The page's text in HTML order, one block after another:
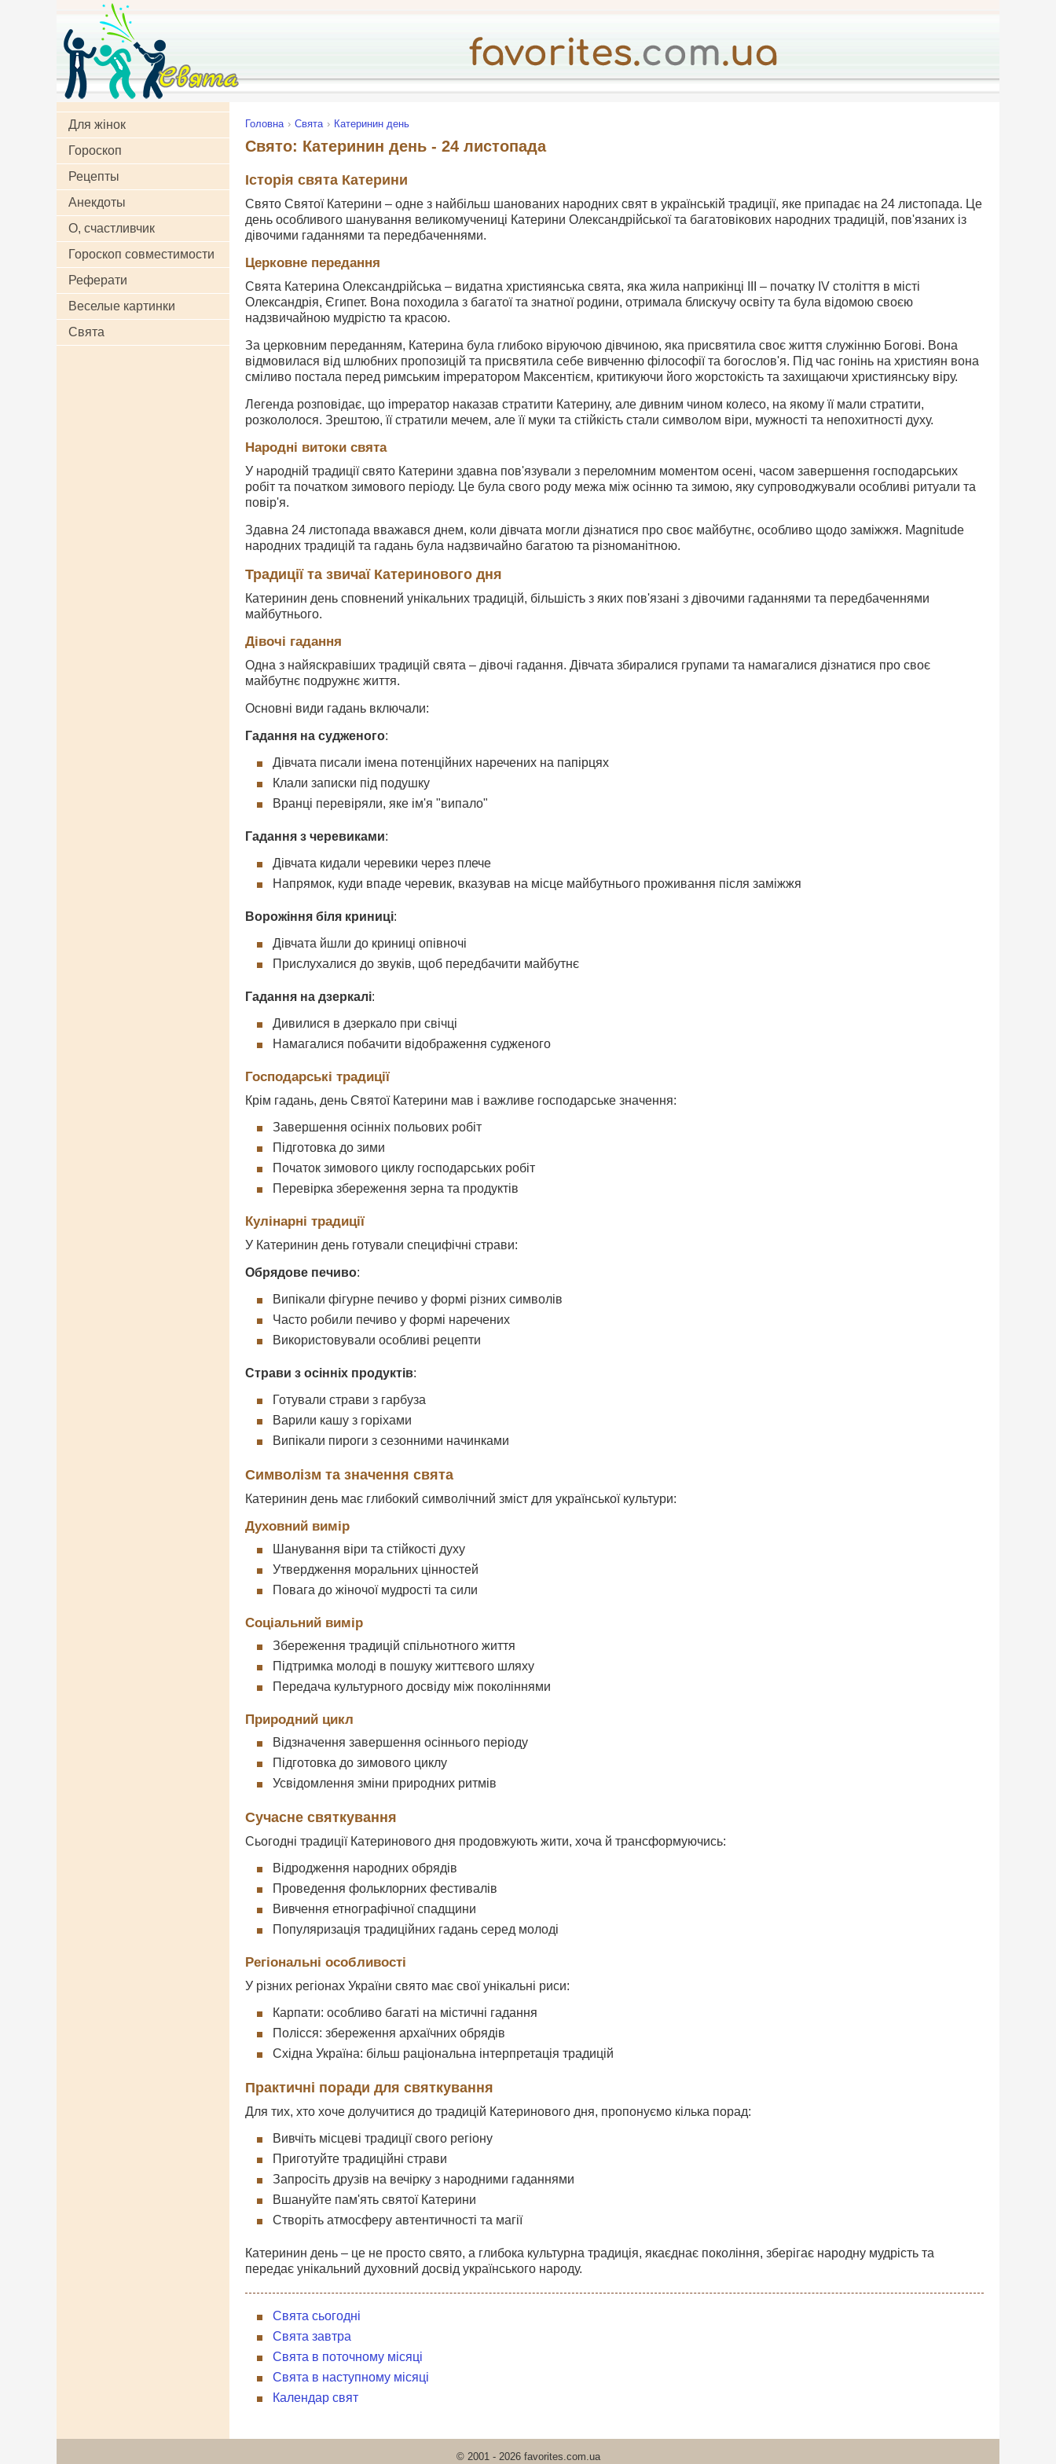
Для жінок
Гороскоп
Рецепты
Анекдоты
О, счастливчик
Гороскоп совместимости
Реферати
Веселые картинки
Свята
Головна Свята Катеринин день
Свято: Катеринин день - 24 листопада
Історія свята Катерини
Свято Святої Катерини – одне з найбільш шанованих народних свят в українській традиції, яке припадає на 24 листопада. Це
день особливого шанування великомучениці Катерини Олександрійської та багатовікових народних традицій, пов'язаних із
дівочими гаданнями та передбаченнями.
Церковне передання
Свята Катерина Олександрійська – видатна християнська свята, яка жила наприкінці III – початку IV століття в місті
Олександрія, Єгипет. Вона походила з багатої та знатної родини, отримала блискучу освіту та була відомою своєю
надзвичайною мудрістю та красою.
За церковним переданням, Катерина була глибоко віруючою дівчиною, яка присвятила своє життя служінню Богові. Вона
відмовилася від шлюбних пропозицій та присвятила себе вивченню філософії та богослов'я. Під час гонінь на християн вона
сміливо постала перед римським impeратором Максентієм, критикуючи його жорстокість та захищаючи християнську віру.
Легенда розповідає, що impeратор наказав стратити Катерину, але дивним чином колесо, на якому її мали стратити,
розкололося. Зрештою, її стратили мечем, але її муки та стійкість стали символом віри, мужності та непохитності духу.
Народні витоки свята
У народній традиції свято Катерини здавна пов'язували з переломним моментом осені, часом завершення господарських
робіт та початком зимового періоду. Це була свого роду межа між осінню та зимою, яку супроводжували особливі ритуали та
повір'я.
Здавна 24 листопада вважався днем, коли дівчата могли дізнатися про своє майбутнє, особливо щодо заміжжя. Magnitude
народних традицій та гадань була надзвичайно багатою та різноманітною.
Традиції та звичаї Катеринового дня
Катеринин день сповнений унікальних традицій, більшість з яких пов'язані з дівочими гаданнями та передбаченнями
майбутнього.
Дівочі гадання
Одна з найяскравіших традицій свята – дівочі гадання. Дівчата збиралися групами та намагалися дізнатися про своє
майбутнє подружнє життя.
Основні види гадань включали:
Гадання на судженого:
Дівчата писали імена потенційних наречених на папірцях
Клали записки під подушку
Вранці перевіряли, яке ім'я "випало"
Гадання з черевиками:
Дівчата кидали черевики через плече
Напрямок, куди впаде черевик, вказував на місце майбутнього проживання після заміжжя
Ворожіння біля криниці:
Дівчата йшли до криниці опівночі
Прислухалися до звуків, щоб передбачити майбутнє
Гадання на дзеркалі:
Дивилися в дзеркало при свічці
Намагалися побачити відображення судженого
Господарські традиції
Крім гадань, день Святої Катерини мав і важливе господарське значення:
Завершення осінніх польових робіт
Підготовка до зими
Початок зимового циклу господарських робіт
Перевірка збереження зерна та продуктів
Кулінарні традиції
У Катеринин день готували специфічні страви:
Обрядове печиво:
Випікали фігурне печиво у формі різних символів
Часто робили печиво у формі наречених
Використовували особливі рецепти
Страви з осінніх продуктів:
Готували страви з гарбуза
Варили кашу з горіхами
Випікали пироги з сезонними начинками
Символізм та значення свята
Катеринин день має глибокий символічний зміст для української культури:
Духовний вимір
Шанування віри та стійкості духу
Утвердження моральних цінностей
Повага до жіночої мудрості та сили
Соціальний вимір
Збереження традицій спільнотного життя
Підтримка молоді в пошуку життєвого шляху
Передача культурного досвіду між поколіннями
Природний цикл
Відзначення завершення осіннього періоду
Підготовка до зимового циклу
Усвідомлення зміни природних ритмів
Сучасне святкування
Сьогодні традиції Катеринового дня продовжують жити, хоча й трансформуючись:
Відродження народних обрядів
Проведення фольклорних фестивалів
Вивчення етнографічної спадщини
Популяризація традиційних гадань серед молоді
Регіональні особливості
У різних регіонах України свято має свої унікальні риси:
Карпати: особливо багаті на містичні гадання
Полісся: збереження архаїчних обрядів
Східна Україна: більш раціональна інтерпретація традицій
Практичні поради для святкування
Для тих, хто хоче долучитися до традицій Катеринового дня, пропонуємо кілька порад:
Вивчіть місцеві традиції свого регіону
Приготуйте традиційні страви
Запросіть друзів на вечірку з народними гаданнями
Вшануйте пам'ять святої Катерини
Створіть атмосферу автентичності та магії
Катеринин день – це не просто свято, а глибока культурна традиція, якаєднає покоління, зберігає народну мудрість та
передає унікальний духовний досвід українського народу.
Свята сьогодні
Свята завтра
Свята в поточному місяці
Свята в наступному місяці
Календар свят
© 2001 - 2026 favorites.com.ua